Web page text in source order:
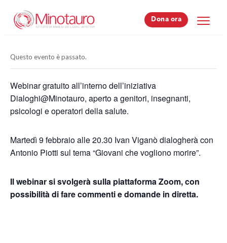
Dona ora
Dona ora
Questo evento è passato.
Webinar gratuito all’interno dell’iniziativa
Dialoghi@Minotauro, aperto a genitori, insegnanti,
psicologi e operatori della salute.
Martedì 9 febbraio alle 20.30 Ivan Viganò dialogherà con
Antonio Piotti sul tema “Giovani che vogliono morire”.
Il webinar si svolgerà sulla piattaforma Zoom, con
possibilità di fare commenti e domande in diretta.